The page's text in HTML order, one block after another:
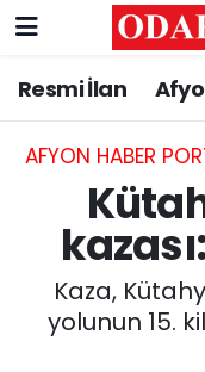
Resmi İlan
AFYON HABER
Kaza,
yolunun 15.
Resmi İlan
ASAYİŞ
SİYASET
Nöbetçi
Hava
Trafik
Süper Lig
Tüm